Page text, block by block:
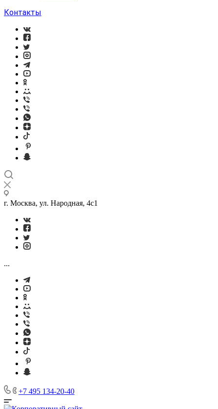
Контакты
г. Москва, ул. Народная, 4с1
...
+7 495 134-20-40